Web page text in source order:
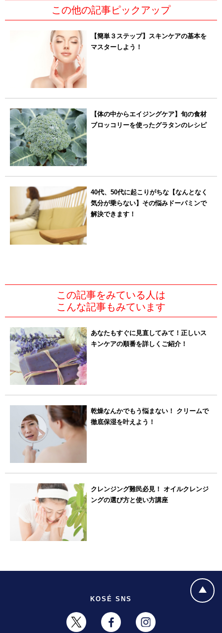
この他の記事ピックアップ
【簡単３ステップ】スキンケアの基本を
マスターしよう！
【体の中からエイジングケア】旬の食材
ブロッコリーを使ったグラタンのレシピ
40代、50代に起こりがちな【なんとなく
気分が乗らない】その悩みドーパミンで
解決できます！
この記事をみている人は
こんな記事もみています
あなたもすぐに見直してみて！正しいス
キンケアの順番を詳しくご紹介！
乾燥なんかでもう悩まない！ クリームで
徹底保湿を叶えよう！
クレンジング難民必見！ オイルクレンジ
ングの選び方と使い方講座
KOSÉ SNS